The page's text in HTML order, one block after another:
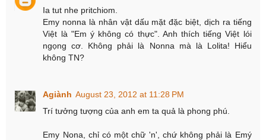
Ia tut nhe pritchiom.
Emy nonna là nhân vật dấu mặt đặc biệt, dịch ra tiếng
Việt là "Em ý không có thực". Anh thích tiếng Việt lói
ngọng cơ. Không phải là Nonna mà là Lolita! Hiểu
không TN?
Agiành August 23, 2012 at 11:28 PM
Trí tưởng tượng của anh em ta quả là phong phú.
Emy Nona, chỉ có một chữ 'n', chứ không phải là Emý